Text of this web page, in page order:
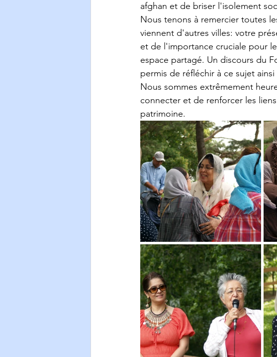
afghan et de briser l'isolement
Nous tenons à remercier toutes
viennent d'autres villes: votre
et de l'importance cruciale pour
espace partagé. Un discours du
permis de réfléchir à ce sujet
Nous sommes extrêmement
connecter et de renforcer les
patrimoine.